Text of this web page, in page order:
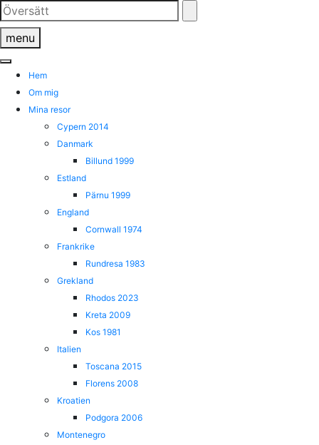
Skip
to
content
menu
Hem
Om mig
Mina resor
Cypern 2014
Danmark
Billund 1999
Estland
Pärnu 1999
England
Cornwall 1974
Frankrike
Rundresa 1983
Grekland
Rhodos 2023
Kreta 2009
Kos 1981
Italien
Toscana 2015
Florens 2008
Kroatien
Podgora 2006
Montenegro